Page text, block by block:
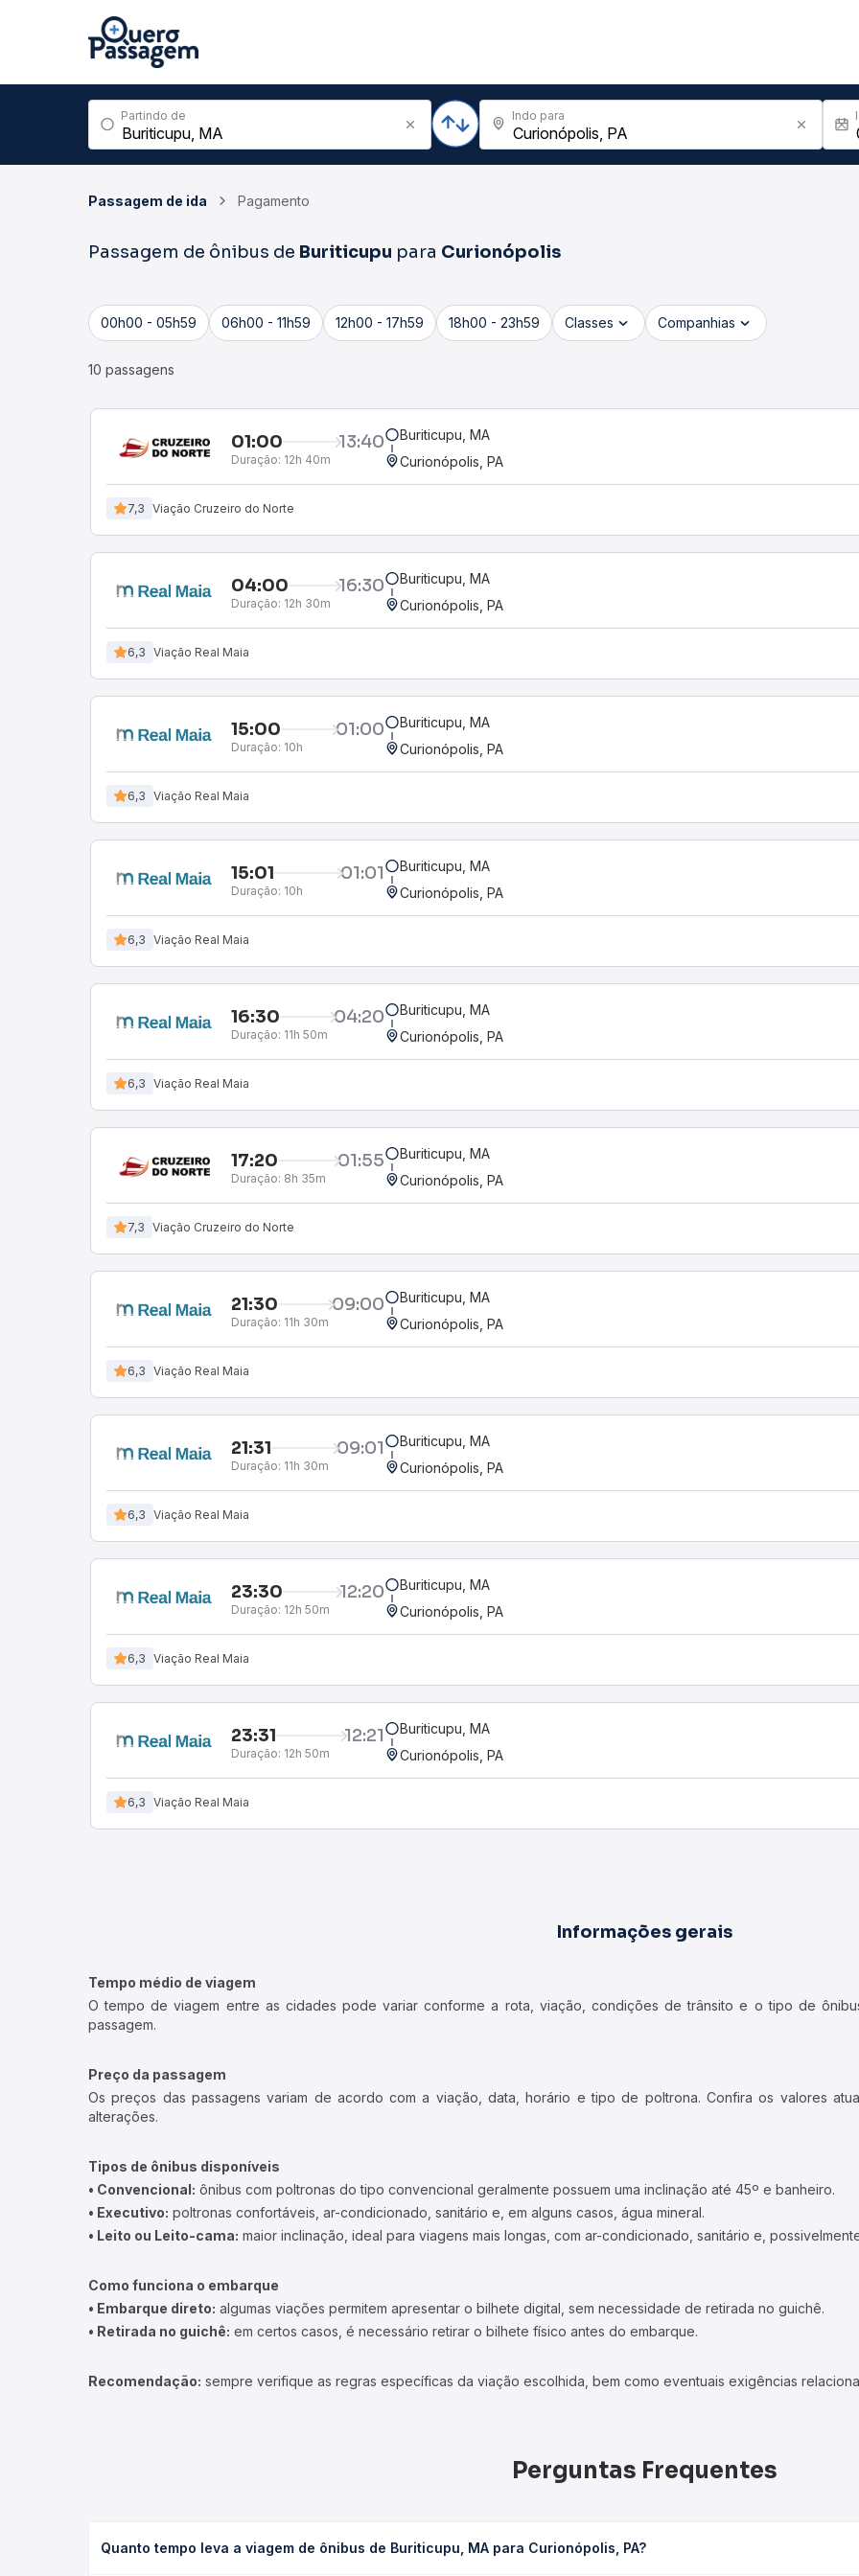
Partindo de Indo para
Passagem de ida Pagamento
Passagem de ônibus de Buriticupu para Curionópolis
00h00 - 05h59 06h00 - 11h59 12h00 - 17h59 18h00 - 23h59 Classes Companhias
10 passagens
01:00 13:40
Duração: 12h 40m
Buriticupu, MA
Curionópolis, PA
7,3 Viação Cruzeiro do Norte
04:00 16:30
Duração: 12h 30m
Buriticupu, MA
Curionópolis, PA
6,3 Viação Real Maia
15:00 01:00
Duração: 10h
Buriticupu, MA
Curionópolis, PA
6,3 Viação Real Maia
15:01 01:01
Duração: 10h
Buriticupu, MA
Curionópolis, PA
6,3 Viação Real Maia
16:30 04:20
Duração: 11h 50m
Buriticupu, MA
Curionópolis, PA
6,3 Viação Real Maia
17:20 01:55
Duração: 8h 35m
Buriticupu, MA
Curionópolis, PA
7,3 Viação Cruzeiro do Norte
21:30 09:00
Duração: 11h 30m
Buriticupu, MA
Curionópolis, PA
6,3 Viação Real Maia
21:31 09:01
Duração: 11h 30m
Buriticupu, MA
Curionópolis, PA
6,3 Viação Real Maia
23:30 12:20
Duração: 12h 50m
Buriticupu, MA
Curionópolis, PA
6,3 Viação Real Maia
23:31 12:21
Duração: 12h 50m
Buriticupu, MA
Curionópolis, PA
6,3 Viação Real Maia
Informações gerais
Tempo médio de viagem
O tempo de viagem entre as cidades pode variar conforme a rota, viação, condições de trânsito e o tipo de
passagem.
Preço da passagem
Os preços das passagens variam de acordo com a viação, data, horário e tipo de poltrona. Confira os valores
alterações.
Tipos de ônibus disponíveis
• Convencional: ônibus com poltronas do tipo convencional geralmente possuem uma inclinação até 45º e banheiro.
• Executivo: poltronas confortáveis, ar-condicionado, sanitário e, em alguns casos, água mineral.
• Leito ou Leito-cama: maior inclinação, ideal para viagens mais longas, com ar-condicionado, sanitário e,
Como funciona o embarque
• Embarque direto: algumas viações permitem apresentar o bilhete digital, sem necessidade de retirada no guichê.
• Retirada no guichê: em certos casos, é necessário retirar o bilhete físico antes do embarque.
Recomendação: sempre verifique as regras específicas da viação escolhida, bem como eventuais exigências
Perguntas Frequentes
Quanto tempo leva a viagem de ônibus de Buriticupu, MA para Curionópolis, PA?